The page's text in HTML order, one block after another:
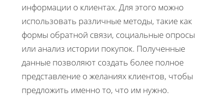
информации о клиентах. Для этого можно
использовать различные методы, такие как
формы обратной связи, социальные опросы
или анализ истории покупок. Полученные
данные позволяют создать более полное
представление о желаниях клиентов, чтобы
предложить именно то, что им нужно.